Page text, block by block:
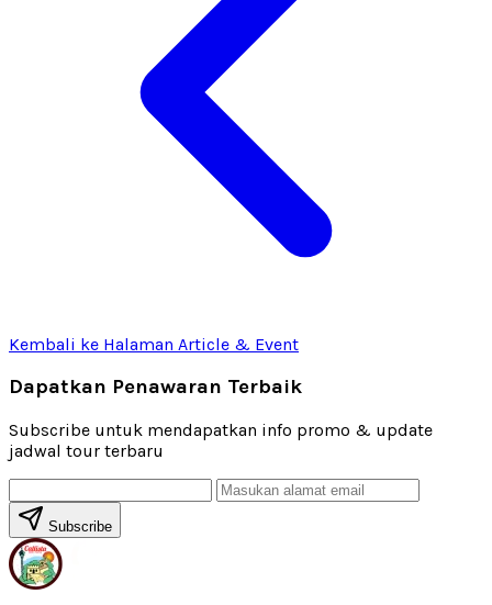
Kembali ke Halaman Article & Event
Dapatkan Penawaran Terbaik
Subscribe untuk mendapatkan info promo & update
jadwal tour terbaru
Subscribe